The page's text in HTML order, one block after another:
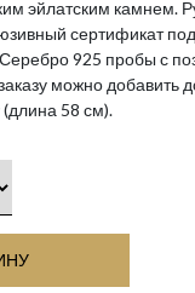
эйлатским камнем.
сертификат
925 пробы с
можно добавить
58 см).